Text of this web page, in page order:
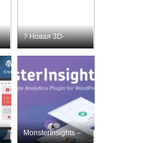
? Новая 3D-
модель для пе
MonsterInsights –